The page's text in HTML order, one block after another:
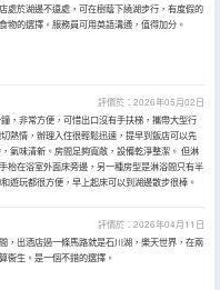
處於湖邊不遠處，可在樹蔭下繞湖步行，有度假的
物的選擇。服務員可用英語溝通，值得加分。
評價於：2026年05月02日
，非常方便，可惜出口沒有手扶梯，攜帶大型行
熱情，辦理入住很輕鬆迅速，提早到飯店可以先
氣味清新。房間足夠寬敞，設備乾淨整潔。 但淋
枱在浴室外面床旁邊，另一種房型是淋浴間只有半
遊玩都很方便，早上起床可以到湖邊散步很棒。
評價於：2026年04月11日
，出酒店過一條馬路就是石川湖，樂天世界，在兩
衞生。是一個不錯的選擇。